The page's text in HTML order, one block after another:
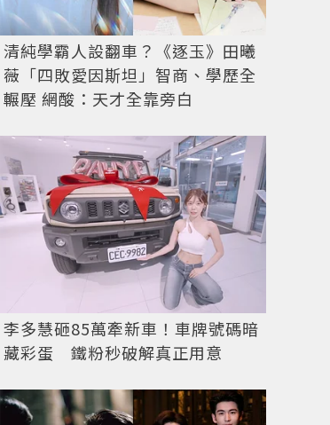
清純學霸人設翻車？《逐玉》田曦
薇「四敗愛因斯坦」智商、學歷全
輾壓 網酸：天才全靠旁白
李多慧砸85萬牽新車！車牌號碼暗
藏彩蛋 鐵粉秒破解真正用意